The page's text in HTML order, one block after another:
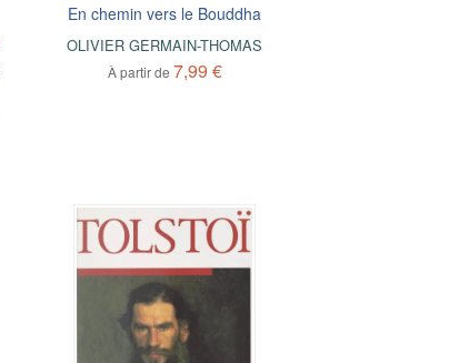
En chemin vers le Bouddha
OLIVIER GERMAIN-THOMAS
À partir de 7,99 €